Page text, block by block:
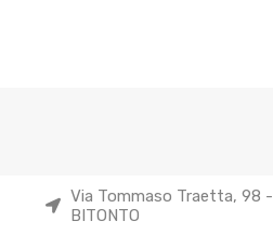
Via Tommaso Traetta, 98 -
BITONTO